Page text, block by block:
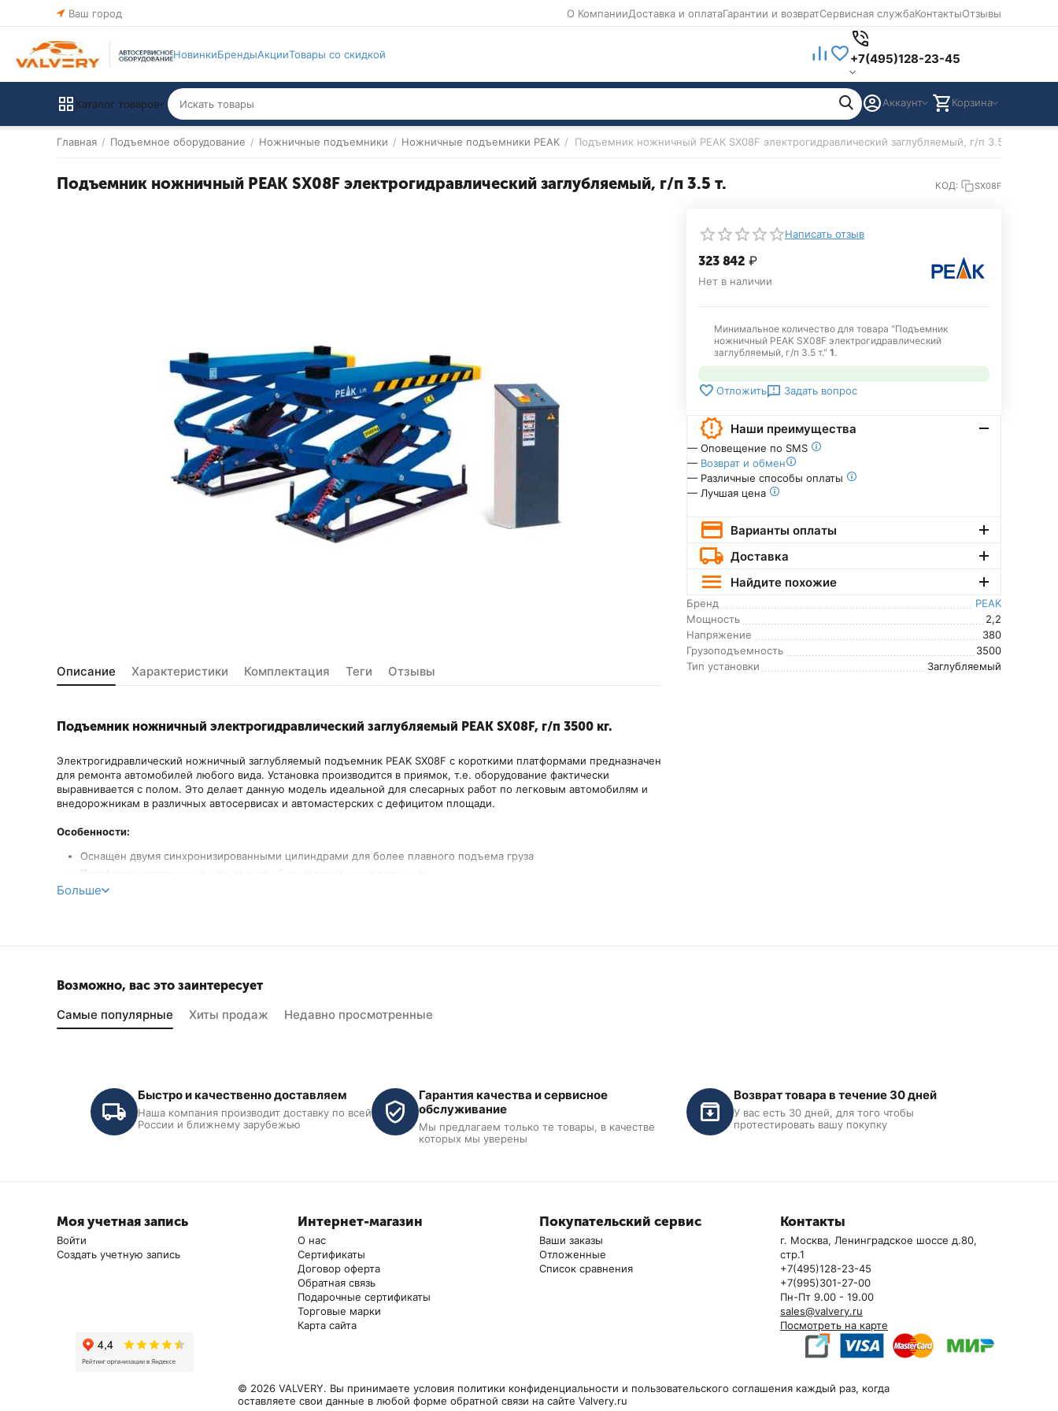
Ваш город О КомпанииДоставка и оплатаГарантии и возвратСервисная службаКонтактыОтзывы
НовинкиБрендыАкцииТовары со скидкой +7(495)128-23-45
Каталог товаров Аккаунт Корзина
Главная / Подъемное оборудование / Ножничные подъемники / Ножничные подъемники PEAK / Подъемник ножничный PEAK SX08F электрогидравлический заглубляемый, г/п 3.5 т.
Подъемник ножничный PEAK SX08F электрогидравлический заглубляемый, г/п 3.5 т. КОД: SX08F
Написать отзыв
323 842 ₽
Нет в наличии
Минимальное количество для товара "Подъемник
ножничный PEAK SX08F электрогидравлический
заглубляемый, г/п 3.5 т." 1.
Отложить Задать вопрос
Наши преимущества
— Оповещение по SMS
— Возврат и обмен
— Различные способы оплаты
— Лучшая цена
Варианты оплаты
Доставка
Найдите похожие
Бренд
PEAK
Мощность
2,2
Напряжение
380
Грузоподъемность
3500
Тип установки
Заглубляемый
Описание Характеристики Комплектация Теги Отзывы
Подъемник ножничный электрогидравлический заглубляемый PEAK SX08F, г/п 3500 кг.
Электрогидравлический ножничный заглубляемый подъемник PEAK SX08F с короткими платформами предназначен
для ремонта автомобилей любого вида. Установка производится в приямок, т.е. оборудование фактически
выравнивается с полом. Это делает данную модель идеальной для слесарных работ по легковым автомобилям и
внедорожникам в различных автосервисах и автомастерских с дефицитом площади.
Особенности:
Оснащен двумя синхронизированными цилиндрами для более плавного подъема груза
Платформы раздвижные, что делает оборудование универсальным
Имеет автоматическое устройство безопасности с пневмоприводом
Больше
Возможно, вас это заинтересует
Самые популярные
Хиты продаж Недавно просмотренные
264 000₽
Подъёмник ножничный
шиномонтажный Velyen 4EE1150,
г/п 2,8 т.
В наличии
Быстро и качественно доставляем
Наша компания производит доставку по всей
России и ближнему зарубежью
Гарантия качества и сервисное
обслуживание
Мы предлагаем только те товары, в качестве
которых мы уверены
Возврат товара в течение 30 дней
У вас есть 30 дней, для того чтобы
протестировать вашу покупку
Моя учетная запись
Войти
Создать учетную запись
Интернет-магазин
О нас
Сертификаты
Договор оферта
Обратная связь
Подарочные сертификаты
Торговые марки
Карта сайта
Покупательский сервис
Ваши заказы
Отложенные
Список сравнения
Контакты
г. Москва, Ленинградское шоссе д.80,
стр.1
+7(495)128-23-45
+7(995)301-27-00
Пн-Пт 9.00 - 19.00
sales@valvery.ru
Посмотреть на карте
© 2026 VALVERY. Вы принимаете условия политики конфиденциальности и пользовательского соглашения каждый раз, когда
оставляете свои данные в любой форме обратной связи на сайте Valvery.ru